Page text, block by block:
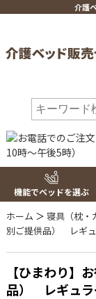
介護
機能でベッドを選ぶ
ホーム ＞ 寝具（枕・
別ご提供品） レギ
【ひまわり】
品） レギュラ